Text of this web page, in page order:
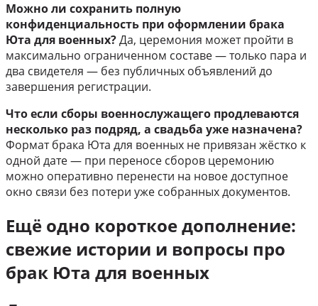
Можно ли сохранить полную
конфиденциальность при оформлении брака
Юта для военных?Да, церемония может пройти в
максимально ограниченном составе — только пара и
два свидетеля — без публичных объявлений до
завершения регистрации.
Что если сборы военнослужащего продлеваются
несколько раз подряд, а свадьба уже назначена?
Формат брака Юта для военных не привязан жёстко к
одной дате — при переносе сборов церемонию
можно оперативно перенести на новое доступное
окно связи без потери уже собранных документов.
Ещё одно короткое дополнение:
свежие истории и вопросы про
брак Юта для военных